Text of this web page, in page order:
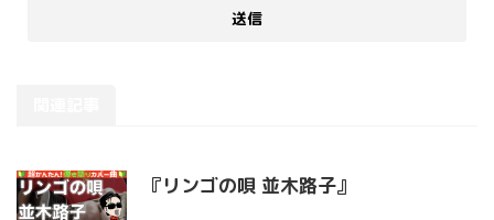
『リンゴの唄 並木路子』